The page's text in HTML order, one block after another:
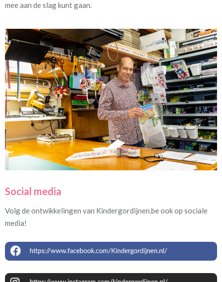
mee aan de slag kunt gaan.
Social media
Volg de ontwikkelingen van Kindergordijnen.be ook op sociale
media!